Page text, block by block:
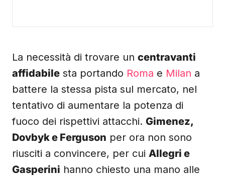
La necessità di trovare un centravanti
affidabile sta portando Roma e Milan a
battere la stessa pista sul mercato, nel
tentativo di aumentare la potenza di
fuoco dei rispettivi attacchi. Gimenez,
Dovbyk e Ferguson per ora non sono
riusciti a convincere, per cui Allegri e
Gasperini hanno chiesto una mano alle